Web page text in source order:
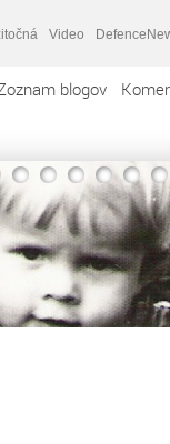
Video
blogov